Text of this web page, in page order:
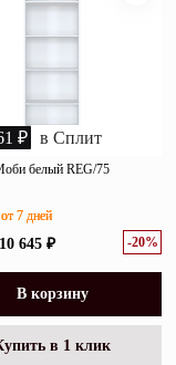
₽ в Сплит
белый REG/75
10 645 ₽ -20%
7 дней
В корзину
в 1 клик